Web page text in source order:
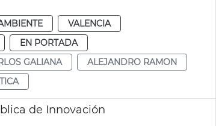
VALENCIA
EN PORTADA
GALIANA
ALEJANDRO RAMON
de Innovación